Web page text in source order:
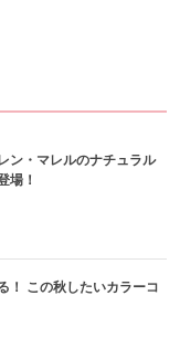
・マレルのナチュラル
場！
！ この秋したいカラーコ